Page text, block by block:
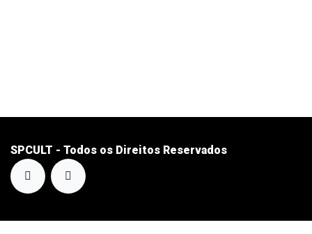
SPCULT - Todos os Direitos Reservados